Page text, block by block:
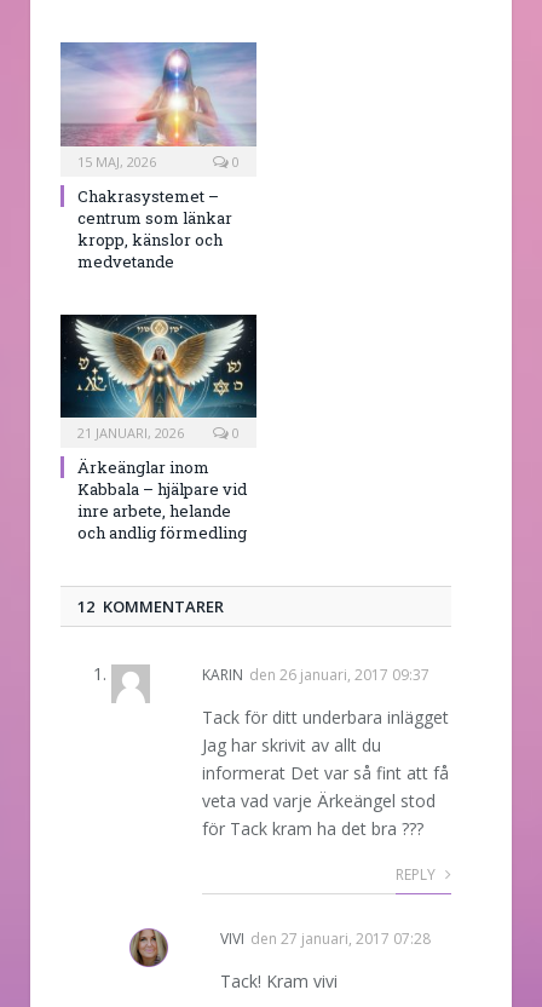
15 MAJ, 2026 0
Chakrasystemet –
centrum som länkar
kropp, känslor och
medvetande
21 JANUARI, 2026 0
Ärkeänglar inom
Kabbala – hjälpare vid
inre arbete, helande
och andlig förmedling
12 KOMMENTARER
KARIN den 26 januari, 2017 09:37
Tack för ditt underbara inlägget
Jag har skrivit av allt du
informerat Det var så fint att få
veta vad varje Ärkeängel stod
för Tack kram ha det bra ???
REPLY
VIVI den 27 januari, 2017 07:28
Tack! Kram vivi